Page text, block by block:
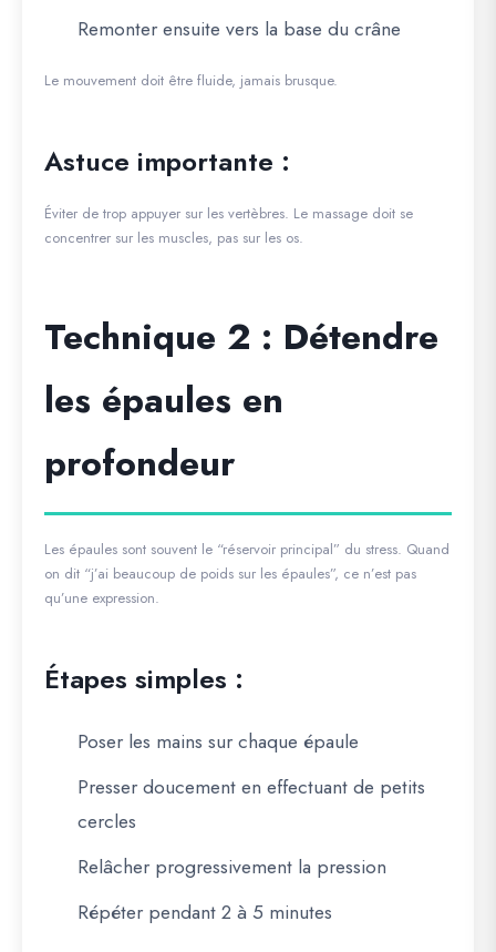
Remonter ensuite vers la base du crâne
Le mouvement doit être fluide, jamais brusque.
Astuce importante :
Éviter de trop appuyer sur les vertèbres. Le massage doit se
concentrer sur les muscles, pas sur les os.
Technique 2 : Détendre
les épaules en
profondeur
Les épaules sont souvent le “réservoir principal” du stress. Quand
on dit “j’ai beaucoup de poids sur les épaules”, ce n’est pas
qu’une expression.
Étapes simples :
Poser les mains sur chaque épaule
Presser doucement en effectuant de petits
cercles
Relâcher progressivement la pression
Répéter pendant 2 à 5 minutes